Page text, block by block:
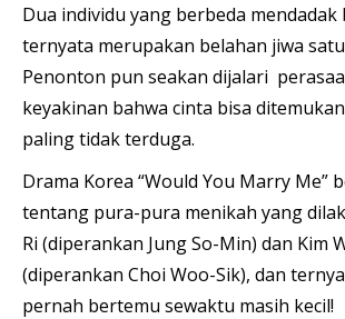
Dua individu yang berbeda mendadak
ternyata merupakan belahan jiwa
Penonton pun seakan dijalari
keyakinan bahwa cinta bisa
paling tidak terduga.
Drama Korea “Would You Marry Me”
tentang pura-pura menikah yang
Ri (diperankan Jung So-Min) dan Kim
(diperankan Choi Woo-Sik), dan
pernah bertemu sewaktu masih kecil!